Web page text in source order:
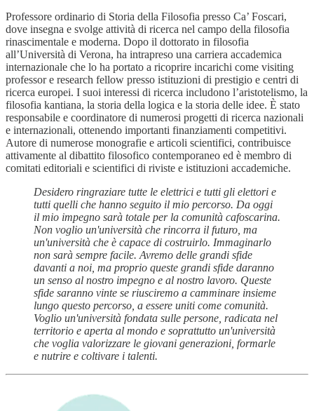
Professore ordinario di Storia della Filosofia presso Ca’ Foscari,
dove insegna e svolge attività di ricerca nel campo della filosofia
rinascimentale e moderna. Dopo il dottorato in filosofia
all’Università di Verona, ha intrapreso una carriera accademica
internazionale che lo ha portato a ricoprire incarichi come visiting
professor e research fellow presso istituzioni di prestigio e centri di
ricerca europei. I suoi interessi di ricerca includono l’aristotelismo, la
filosofia kantiana, la storia della logica e la storia delle idee. È stato
responsabile e coordinatore di numerosi progetti di ricerca nazionali
e internazionali, ottenendo importanti finanziamenti competitivi.
Autore di numerose monografie e articoli scientifici, contribuisce
attivamente al dibattito filosofico contemporaneo ed è membro di
comitati editoriali e scientifici di riviste e istituzioni accademiche.
Desidero ringraziare tutte le elettrici e tutti gli elettori e
tutti quelli che hanno seguito il mio percorso. Da oggi
il mio impegno sarà totale per la comunità cafoscarina.
Non voglio un'università che rincorra il futuro, ma
un'università che è capace di costruirlo. Immaginarlo
non sarà sempre facile. Avremo delle grandi sfide
davanti a noi, ma proprio queste grandi sfide daranno
un senso al nostro impegno e al nostro lavoro. Queste
sfide saranno vinte se riusciremo a camminare insieme
lungo questo percorso, a essere uniti come comunità.
Voglio un'università fondata sulle persone, radicata nel
territorio e aperta al mondo e soprattutto un'università
che voglia valorizzare le giovani generazioni, formarle
e nutrire e coltivare i talenti.